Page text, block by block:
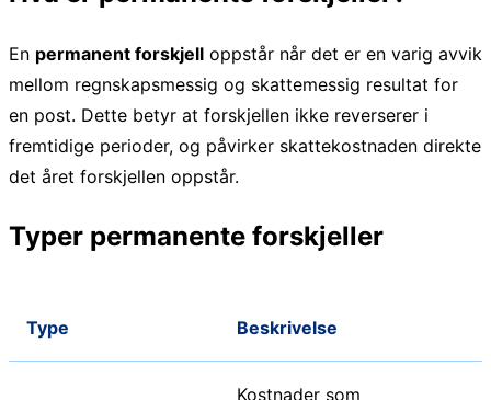
En permanent forskjell oppstår når det er en varig avvik
mellom regnskapsmessig og skattemessig resultat for
en post. Dette betyr at forskjellen ikke reverserer i
fremtidige perioder, og påvirker skattekostnaden direkte
det året forskjellen oppstår.
Typer permanente forskjeller
Type Beskrivelse
Kostnader som